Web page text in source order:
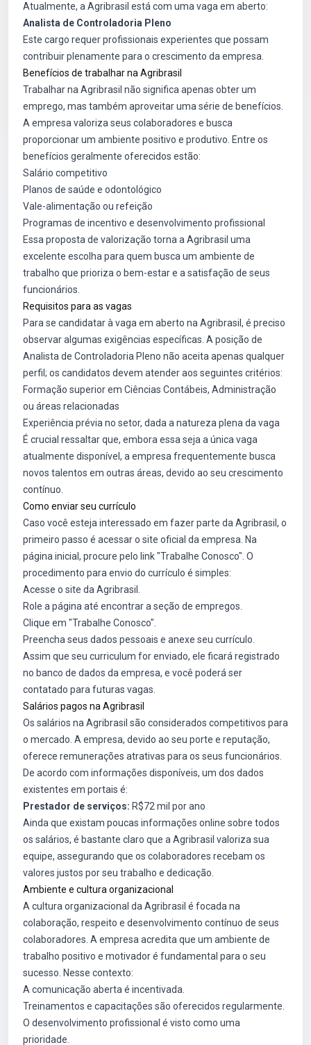
Atualmente, a Agribrasil está com uma vaga em aberto:
Analista de Controladoria Pleno
Este cargo requer profissionais experientes que possam
contribuir plenamente para o crescimento da empresa.
Benefícios de trabalhar na Agribrasil
Trabalhar na Agribrasil não significa apenas obter um
emprego, mas também aproveitar uma série de benefícios.
A empresa valoriza seus colaboradores e busca
proporcionar um ambiente positivo e produtivo. Entre os
benefícios geralmente oferecidos estão:
Salário competitivo
Planos de saúde e odontológico
Vale-alimentação ou refeição
Programas de incentivo e desenvolvimento profissional
Essa proposta de valorização torna a Agribrasil uma
excelente escolha para quem busca um ambiente de
trabalho que prioriza o bem-estar e a satisfação de seus
funcionários.
Requisitos para as vagas
Para se candidatar à vaga em aberto na Agribrasil, é preciso
observar algumas exigências específicas. A posição de
Analista de Controladoria Pleno não aceita apenas qualquer
perfil; os candidatos devem atender aos seguintes critérios:
Formação superior em Ciências Contábeis, Administração
ou áreas relacionadas
Experiência prévia no setor, dada a natureza plena da vaga
É crucial ressaltar que, embora essa seja a única vaga
atualmente disponível, a empresa frequentemente busca
novos talentos em outras áreas, devido ao seu crescimento
contínuo.
Como enviar seu currículo
Caso você esteja interessado em fazer parte da Agribrasil, o
primeiro passo é acessar o site oficial da empresa. Na
página inicial, procure pelo link "Trabalhe Conosco". O
procedimento para envio do currículo é simples:
Acesse o site da Agribrasil.
Role a página até encontrar a seção de empregos.
Clique em "Trabalhe Conosco".
Preencha seus dados pessoais e anexe seu currículo.
Assim que seu curriculum for enviado, ele ficará registrado
no banco de dados da empresa, e você poderá ser
contatado para futuras vagas.
Salários pagos na Agribrasil
Os salários na Agribrasil são considerados competitivos para
o mercado. A empresa, devido ao seu porte e reputação,
oferece remunerações atrativas para os seus funcionários.
De acordo com informações disponíveis, um dos dados
existentes em portais é:
Prestador de serviços: R$72 mil por ano
Ainda que existam poucas informações online sobre todos
os salários, é bastante claro que a Agribrasil valoriza sua
equipe, assegurando que os colaboradores recebam os
valores justos por seu trabalho e dedicação.
Ambiente e cultura organizacional
A cultura organizacional da Agribrasil é focada na
colaboração, respeito e desenvolvimento contínuo de seus
colaboradores. A empresa acredita que um ambiente de
trabalho positivo e motivador é fundamental para o seu
sucesso. Nesse contexto:
A comunicação aberta é incentivada.
Treinamentos e capacitações são oferecidos regularmente.
O desenvolvimento profissional é visto como uma
prioridade.